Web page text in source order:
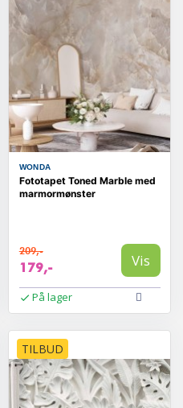
WONDA
Fototapet Toned Marble med
marmormønster
209,-
179,- Vis
På lager
TILBUD